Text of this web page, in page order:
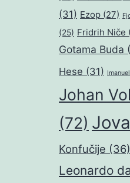
(31) Ezop (27)
(25) Fridrih Niče
Gotama Buda
Hese (31)
Johan
(72)
Konfučije (36)
Leonardo